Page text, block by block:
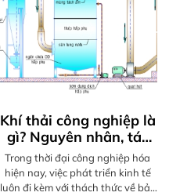
Khí thải công nghiệp là
gì? Nguyên nhân, tác
hại và biện pháp xử lý
Trong thời đại công nghiệp hóa
hiện nay, việc phát triển kinh tế
luôn đi kèm với thách thức về bảo